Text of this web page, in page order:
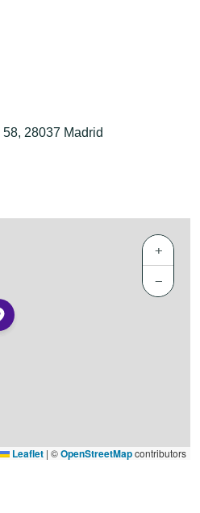
28037 Madrid
+
−
Leaflet | ©OpenStreetMapcontributors